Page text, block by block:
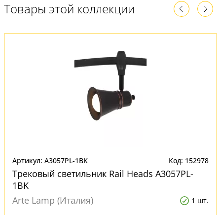
Товары этой коллекции
Артикул: A3057PL-1BK Код: 152978
Трековый светильник Rail Heads A3057PL-
1BK
Arte Lamp (Италия)
1 шт.